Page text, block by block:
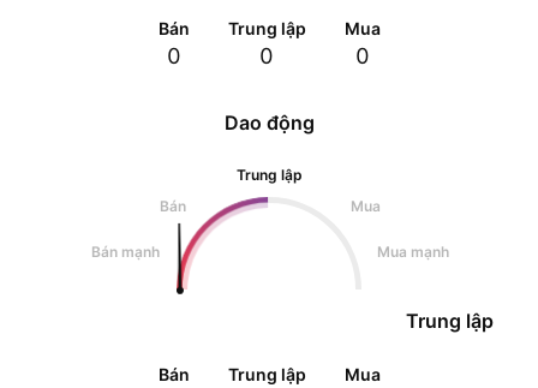
Dao động
Trung lập
Bán
Mua
Bán mạnh Mua mạnh
Trung lập
Bán Trung lập Mua
Bán
0
Trung lập
0
Mua
0